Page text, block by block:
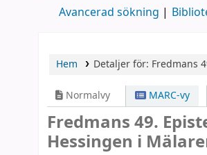
Avancerad sökning
Hem Detaljer för: Fredmans
Normalvy MARC-vy
Fredmans 49.
Hessingen i